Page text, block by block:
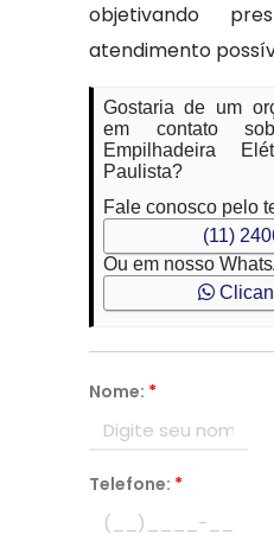
objetivando
atendimento
Gostaria de um
em contato
Empilhadeira
Paulista?
Fale conosco pelo
(11)
Ou em nosso
Nome: *
Telefone: *